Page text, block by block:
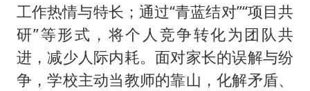
工作热情与特长；通过“青蓝结对”“项目共
研”等形式，将个人竞争转化为团队共
进，减少人际内耗。面对家长的误解与纷
争，学校主动当教师的靠山，化解矛盾、